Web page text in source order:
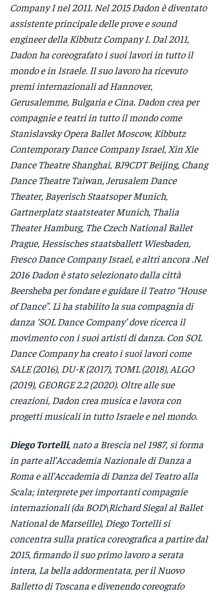
Company I nel 2011. Nel 2015 Dadon è diventato
assistente principale delle prove e sound
engineer della Kibbutz Company I. Dal 2011,
Dadon ha coreografato i suoi lavori in tutto il
mondo e in Israele. Il suo lavoro ha ricevuto
premi internazionali ad Hannover,
Gerusalemme, Bulgaria e Cina. Dadon crea per
compagnie e teatri in tutto il mondo come
Stanislavsky Opera Ballet Moscow, Kibbutz
Contemporary Dance Company Israel, Xin Xie
Dance Theatre Shanghai, BJ9CDT Beijing, Chang
Dance Theatre Taiwan, Jerusalem Dance
Theater, Bayerisch Staatsoper Munich,
Gartnerplatz staatsteater Munich, Thalia
Theater Hamburg, The Czech National Ballet
Prague, Hessisches staatsballett Wiesbaden,
Fresco Dance Company Israel, e altri ancora .Nel
2016 Dadon è stato selezionato dalla città
Beersheba per fondare e guidare il Teatro “House
of Dance”. Lì ha stabilito la sua compagnia di
danza ‘SOL Dance Company’ dove ricerca il
movimento con i suoi artisti di danza. Con SOL
Dance Company ha creato i suoi lavori come
SALE (2016), DU-K (2017), TOML (2018), ALGO
(2019), GEORGE 2.2 (2020). Oltre alle sue
creazioni, Dadon crea musica e lavora con
progetti musicali in tutto Israele e nel mondo.
Diego Tortelli, nato a Brescia nel 1987, si forma
in parte all’Accademia Nazionale di Danza a
Roma e all’Accademia di Danza del Teatro alla
Scala; interprete per importanti compagnie
internazionali (da BOD\Richard Siegal al Ballet
National de Marseille), Diego Tortelli si
concentra sulla pratica coreografica a partire dal
2015, firmando il suo primo lavoro a serata
intera, La bella addormentata, per il Nuovo
Balletto di Toscana e divenendo coreografo